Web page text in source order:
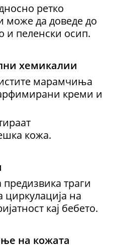
ретко
може да доведе до
и пеленски осип.
хемикалии
марамчиња
креми и
кожа.
траги
на
кај бебето.
на кожата